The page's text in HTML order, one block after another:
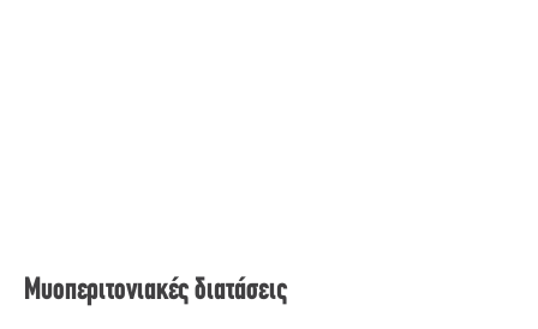
Μυοπεριτονιακές διατάσεις